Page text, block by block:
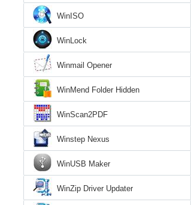
WinISO
WinLock
Winmail Opener
WinMend Folder Hidden
WinScan2PDF
Winstep Nexus
WinUSB Maker
WinZip Driver Updater